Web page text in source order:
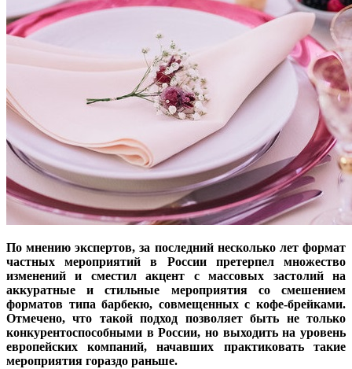
По мнению экспертов, за последний несколько лет формат
частных мероприятий в России претерпел множество
изменений и сместил акцент с массовых застолий на
аккуратные и стильные мероприятия со смешением
форматов типа барбекю, совмещенных с кофе-брейками.
Отмечено, что такой подход позволяет быть не только
конкурентоспособными в России, но выходить на уровень
европейских компаний, начавших практиковать такие
мероприятия гораздо раньше.